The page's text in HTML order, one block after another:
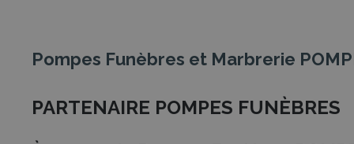
Pompes Funèbres et Marbrerie
PARTENAIRE POMPES FUNÈBRES